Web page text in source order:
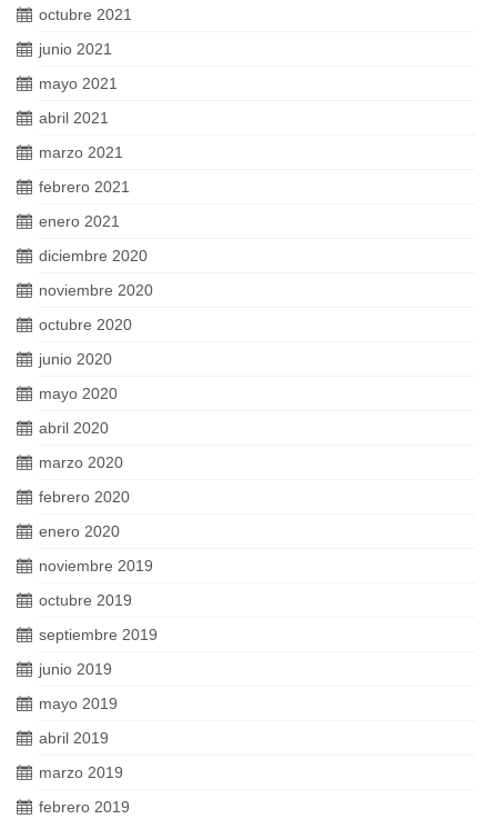
octubre 2021
junio 2021
mayo 2021
abril 2021
marzo 2021
febrero 2021
enero 2021
diciembre 2020
noviembre 2020
octubre 2020
junio 2020
mayo 2020
abril 2020
marzo 2020
febrero 2020
enero 2020
noviembre 2019
octubre 2019
septiembre 2019
junio 2019
mayo 2019
abril 2019
marzo 2019
febrero 2019